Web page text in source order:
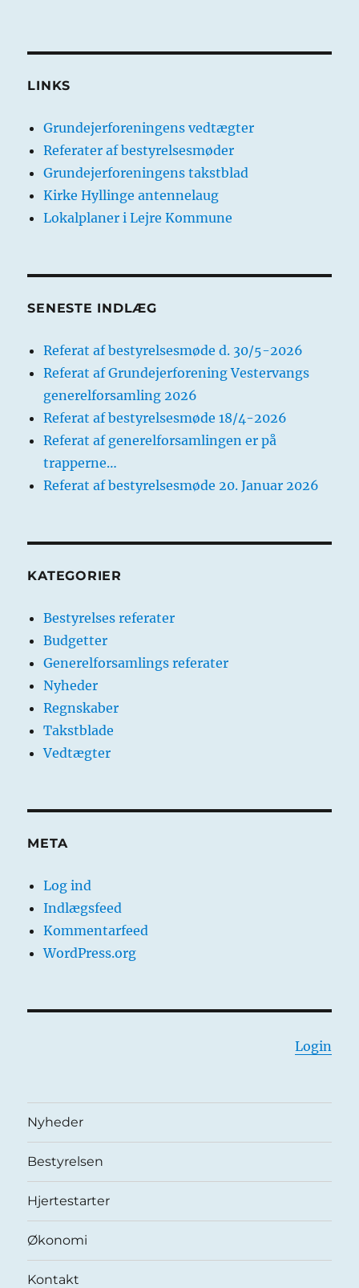
LINKS
Grundejerforeningens vedtægter
Referater af bestyrelsesmøder
Grundejerforeningens takstblad
Kirke Hyllinge antennelaug
Lokalplaner i Lejre Kommune
SENESTE INDLÆG
Referat af bestyrelsesmøde d. 30/5-2026
Referat af Grundejerforening Vestervangs
generelforsamling 2026
Referat af bestyrelsesmøde 18/4-2026
Referat af generelforsamlingen er på
trapperne…
Referat af bestyrelsesmøde 20. Januar 2026
KATEGORIER
Bestyrelses referater
Budgetter
Generelforsamlings referater
Nyheder
Regnskaber
Takstblade
Vedtægter
META
Log ind
Indlægsfeed
Kommentarfeed
WordPress.org
Login
Nyheder
Bestyrelsen
Hjertestarter
Økonomi
Kontakt